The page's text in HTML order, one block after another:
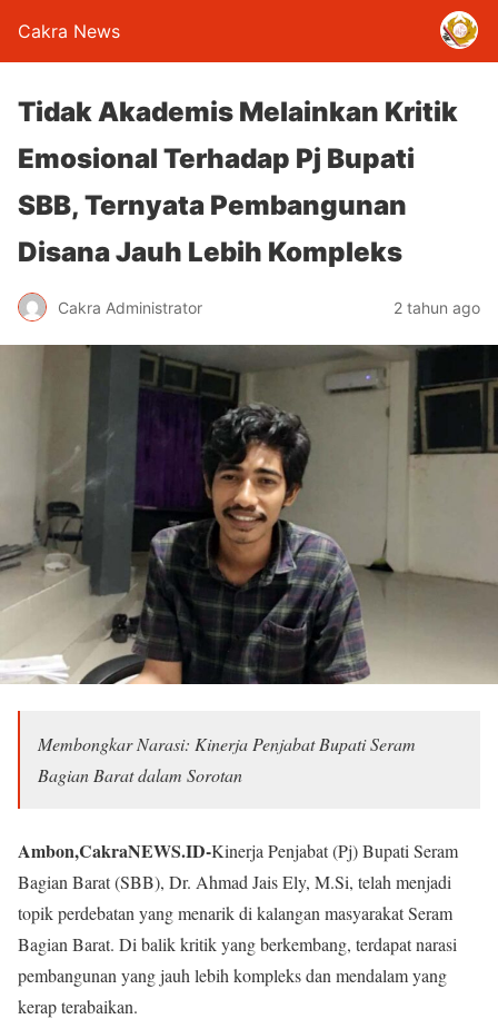
Cakra News
Tidak Akademis Melainkan Kritik
Emosional Terhadap Pj Bupati
SBB, Ternyata Pembangunan
Disana Jauh Lebih Kompleks
Cakra Administrator 2 tahun ago
Membongkar Narasi: Kinerja Penjabat Bupati Seram
Bagian Barat dalam Sorotan
Ambon,CakraNEWS.ID-Kinerja Penjabat (Pj) Bupati Seram
Bagian Barat (SBB), Dr. Ahmad Jais Ely, M.Si, telah menjadi
topik perdebatan yang menarik di kalangan masyarakat Seram
Bagian Barat. Di balik kritik yang berkembang, terdapat narasi
pembangunan yang jauh lebih kompleks dan mendalam yang
kerap terabaikan.